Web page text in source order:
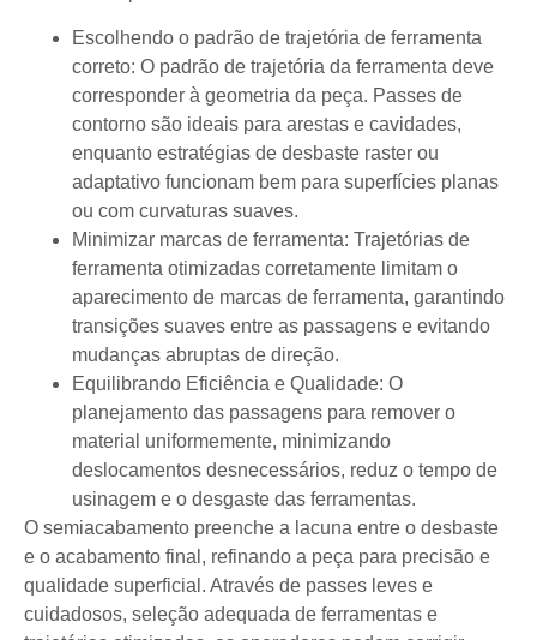
Escolhendo o padrão de trajetória de ferramenta
correto: O padrão de trajetória da ferramenta deve
corresponder à geometria da peça. Passes de
contorno são ideais para arestas e cavidades,
enquanto estratégias de desbaste raster ou
adaptativo funcionam bem para superfícies planas
ou com curvaturas suaves.
Minimizar marcas de ferramenta: Trajetórias de
ferramenta otimizadas corretamente limitam o
aparecimento de marcas de ferramenta, garantindo
transições suaves entre as passagens e evitando
mudanças abruptas de direção.
Equilibrando Eficiência e Qualidade: O
planejamento das passagens para remover o
material uniformemente, minimizando
deslocamentos desnecessários, reduz o tempo de
usinagem e o desgaste das ferramentas.
O semiacabamento preenche a lacuna entre o desbaste
e o acabamento final, refinando a peça para precisão e
qualidade superficial. Através de passes leves e
cuidadosos, seleção adequada de ferramentas e